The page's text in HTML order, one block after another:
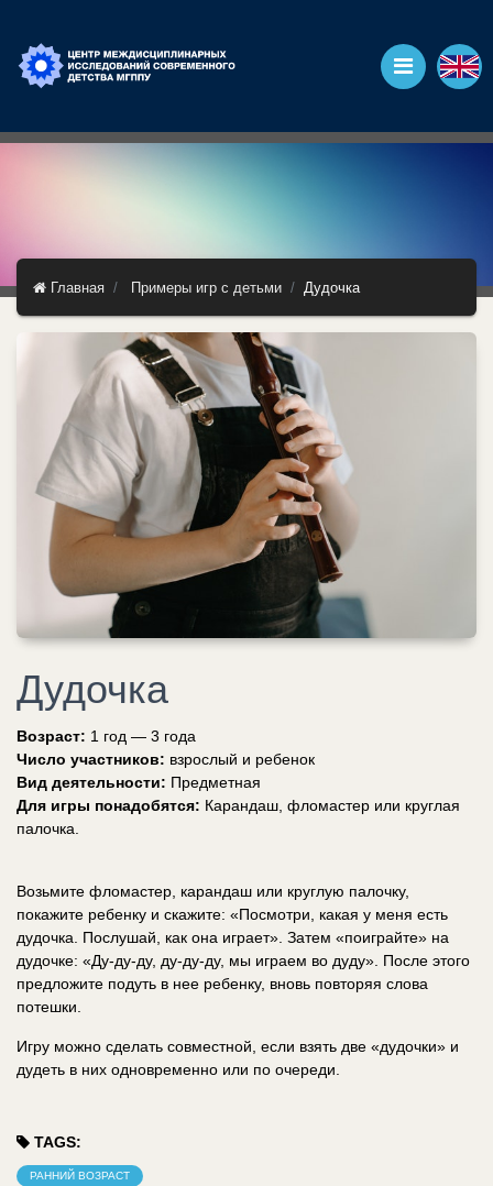
Главная Примеры игр с детьми Дудочка
Дудочка
Возраст: 1 год — 3 года
Число участников: взрослый и ребенок
Вид деятельности: Предметная
Для игры понадобятся: Карандаш, фломастер или круглая
палочка.
Возьмите фломастер, карандаш или круглую палочку,
покажите ребенку и скажите: «Посмотри, какая у меня есть
дудочка. Послушай, как она играет». Затем «поиграйте» на
дудочке: «Ду-ду-ду, ду-ду-ду, мы играем во дуду». После этого
предложите подуть в нее ребенку, вновь повторяя слова
потешки.
Игру можно сделать совместной, если взять две «дудочки» и
дудеть в них одновременно или по очереди.
TAGS:
РАННИЙ ВОЗРАСТ